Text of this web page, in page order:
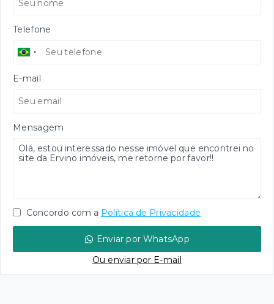
Telefone
E-mail
Mensagem
Concordo com a Política de Privacidade
Enviar por WhatsApp
Ou enviar por E-mail